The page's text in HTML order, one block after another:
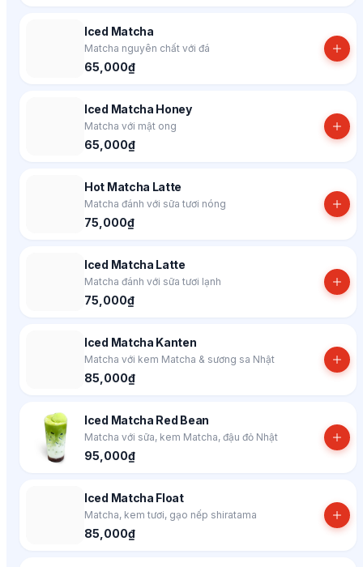
Iced Matcha
Matcha nguyên chất với đá
65,000₫
Iced Matcha Honey
Matcha với mật ong
65,000₫
Hot Matcha Latte
Matcha đánh với sữa tươi nóng
75,000₫
Iced Matcha Latte
Matcha đánh với sữa tươi lạnh
75,000₫
Iced Matcha Kanten
Matcha với kem Matcha & sương sa Nhật
85,000₫
Iced Matcha Red Bean
Matcha với sữa, kem Matcha, đậu đỏ Nhật
95,000₫
Iced Matcha Float
Matcha, kem tươi, gạo nếp shiratama
85,000₫